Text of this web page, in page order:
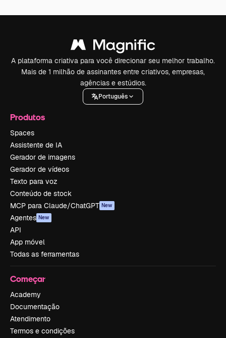
A plataforma criativa para você direcionar seu melhor trabalho.
Mais de 1 milhão de assinantes entre criativos, empresas,
agências e estúdios.
Português
Produtos
Spaces
Assistente de IA
Gerador de imagens
Gerador de vídeos
Texto para voz
Conteúdo de stock
MCP para Claude/ChatGPT New
Agentes New
API
App móvel
Todas as ferramentas
Começar
Academy
Documentação
Atendimento
Termos e condições